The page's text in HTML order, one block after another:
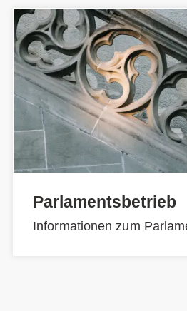
Parlamentsbetrieb
Informationen zum